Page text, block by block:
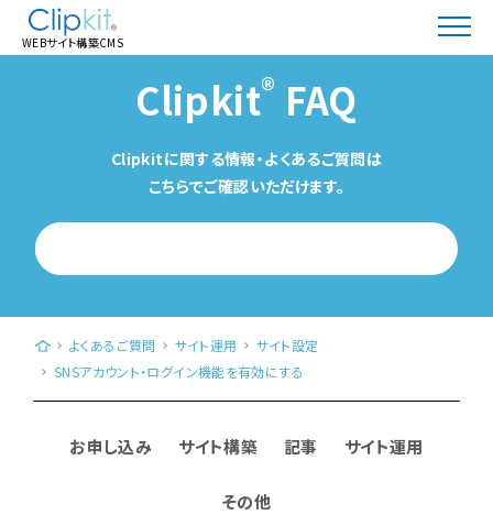
WEBサイト構築CMS
Clipkit® FAQ
Clipkitに関する情報・よくあるご質問は
こちらでご確認いただけます。
WEBサイト構築CMS「Clipkit®（クリップキット）」｜日本発、クラウド型（
よくあるご質問 サイト運用
サイト設定
SNSアカウント・ログイン機能を有効にする
お申し込み サイト構築 記事 サイト運用
その他